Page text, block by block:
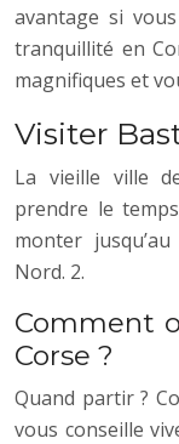
avantage si
tranquillité en
magnifiques et
Visiter
La vieille ville
prendre le
monter
Nord. 2.
Comment
Corse ?
Quand partir ?
vous conseille